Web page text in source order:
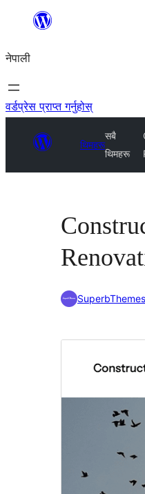
सामग्रीमा
नेपाली
वर्डप्रेस प्राप्त गर्नुहोस्
थिमहरू
सबै
थिमहरू
SuperbThemes